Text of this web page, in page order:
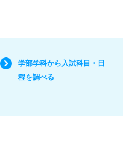
学部学科から入試科目・日
程を調べる